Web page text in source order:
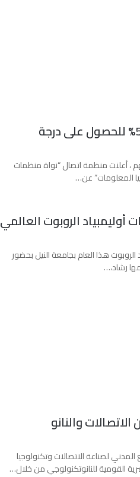
“اتصال” تمنح أعضائها خصم 50% للحصول على درجة
، أعلنت منظمة اتصال “نواة منظمات
المعلومات” عن…
أوليمبياد الروبوت العالمي
الروبوت هذا العام بجامعة النيل بحضور
رشاد،…
والنانو
لصناعة الاتصالات وتكنولوجيا
القومية للنانوتكنولوجي من خلال…